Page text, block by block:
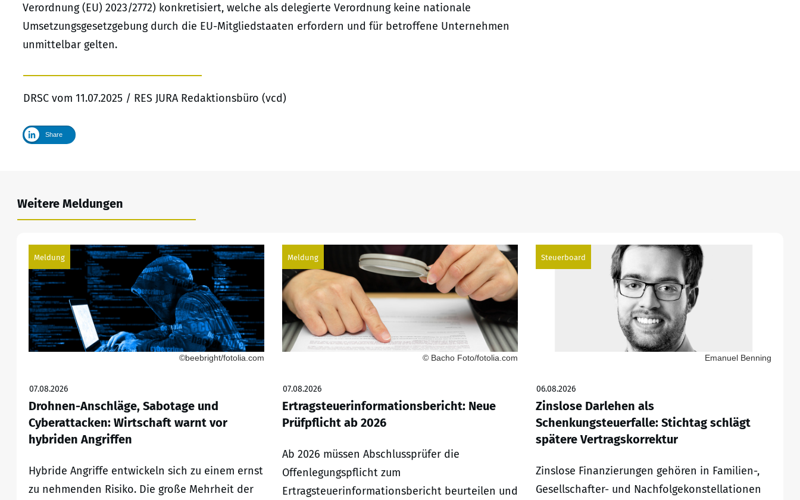
Verordnung (EU) 2023/2772) konkretisiert, welche als delegierte Verordnung keine nationale
Umsetzungsgesetzgebung durch die EU-Mitgliedstaaten erfordern und für betroffene Unternehmen
unmittelbar gelten.
DRSC vom 11.07.2025 / RES JURA Redaktionsbüro (vcd)
Share
Weitere Meldungen
Meldung
©beebright/fotolia.com
07.08.2026
Drohnen-Anschläge, Sabotage und
Cyberattacken: Wirtschaft warnt vor
hybriden Angriffen
Hybride Angriffe entwickeln sich zu einem ernst
zu nehmenden Risiko. Die große Mehrheit der
Meldung
© Bacho Foto/fotolia.com
07.08.2026
Ertragsteuerinformationsbericht: Neue
Prüfpflicht ab 2026
Ab 2026 müssen Abschlussprüfer die
Offenlegungspflicht zum
Ertragsteuerinformationsbericht beurteilen und
Steuerboard
Emanuel Benning
06.08.2026
Zinslose Darlehen als
Schenkungsteuerfalle: Stichtag schlägt
spätere Vertragskorrektur
Zinslose Finanzierungen gehören in Familien-,
Gesellschafter- und Nachfolgekonstellationen